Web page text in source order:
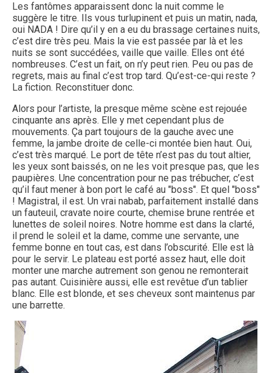
Les fantômes apparaissent donc la nuit comme le
suggère le titre. Ils vous turlupinent et puis un matin, nada,
oui NADA ! Dire qu’il y en a eu du brassage certaines nuits,
c’est dire très peu. Mais la vie est passée par là et les
nuits se sont succédées, vaille que vaille. Elles ont été
nombreuses. C’est un fait, on n’y peut rien. Peu ou pas de
regrets, mais au final c’est trop tard. Qu’est-ce-qui reste ?
La fiction. Reconstituer donc.
Alors pour l’artiste, la presque même scène est rejouée
cinquante ans après. Elle y met cependant plus de
mouvements. Ça part toujours de la gauche avec une
femme, la jambe droite de celle-ci montée bien haut. Oui,
c’est très marqué. Le port de tête n’est pas du tout altier,
les yeux sont baissés, on ne les voit presque pas, que les
paupières. Une concentration pour ne pas trébucher, c’est
qu’il faut mener à bon port le café au "boss". Et quel "boss"
! Magistral, il est. Un vrai nabab, parfaitement installé dans
un fauteuil, cravate noire courte, chemise brune rentrée et
lunettes de soleil noires. Notre homme est dans la clarté,
il prend le soleil et la dame, comme une servante, une
femme bonne en tout cas, est dans l’obscurité. Elle est là
pour le servir. Le plateau est porté assez haut, elle doit
monter une marche autrement son genou ne remonterait
pas autant. Cuisinière aussi, elle est revêtue d’un tablier
blanc. Elle est blonde, et ses cheveux sont maintenus par
une barrette.